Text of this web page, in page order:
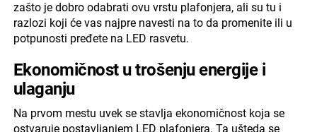
zašto je dobro odabrati ovu vrstu plafonjera, ali su tu i
razlozi koji će vas najpre navesti na to da promenite ili u
potpunosti pređete na LED rasvetu.
Ekonomičnost u trošenju energije i
ulaganju
Na prvom mestu uvek se stavlja ekonomičnost koja se
ostvaruje postavljanjem LED plafonjera. Ta ušteda se